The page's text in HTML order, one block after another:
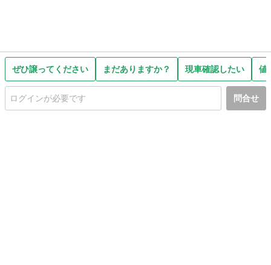
ぜひ譲ってください まだありますか？ 現車確認したい 値
問合せ